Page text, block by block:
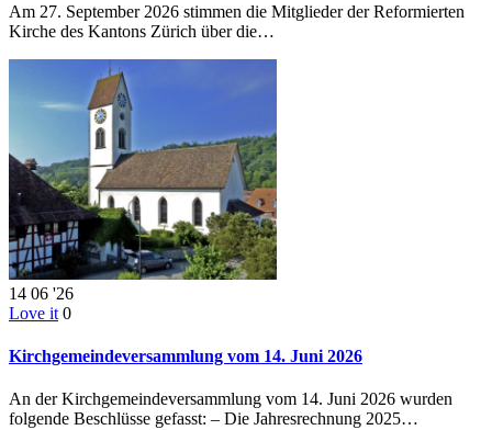
Am 27. September 2026 stimmen die Mitglieder der Reformierten
Kirche des Kantons Zürich über die…
14 06 '26
Love it 0
Kirchgemeindeversammlung vom 14. Juni 2026
An der Kirchgemeindeversammlung vom 14. Juni 2026 wurden
folgende Beschlüsse gefasst: – Die Jahresrechnung 2025…